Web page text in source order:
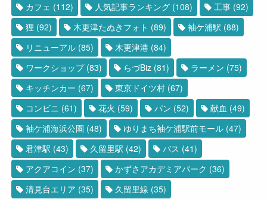
カフェ (112) 人気記事ランキング (108) 工事 (92)
狸 (92) 木更津たぬきフォト (89) 袖ケ浦駅 (88)
リニューアル (85) 木更津港 (84)
ワークショップ(83) らづBiz (81) ラーメン (75)
キッチンカー (67) 東京ドイツ村 (67)
コンビニ (61) 花火 (59) パン (52) 献血 (49)
袖ケ浦海浜公園 (48) ゆりまち袖ケ浦駅前モール (47)
君津駅 (43) 久留里駅 (42) バス (41)
アクアコイン (37) かずさアカデミアパーク (36)
清見台エリア (35) 久留里線 (35)